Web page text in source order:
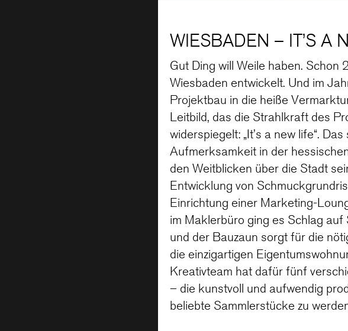
WIESBADEN – IT’S A
Gut Ding will Weile haben.
Wiesbaden entwickelt. Und im
Projektbau in die heiße
Leitbild, das die Strahlkraft des
widerspiegelt: „It’s a new life“.
Aufmerksamkeit in der
den Weitblicken über die Stadt
Entwicklung von
Einrichtung einer Marketing-
im Maklerbüro ging es Schlag
und der Bauzaun sorgt für die
die einzigartigen
Kreativteam hat dafür fünf
– die kunstvoll und aufwendig
beliebte Sammlerstücke zu